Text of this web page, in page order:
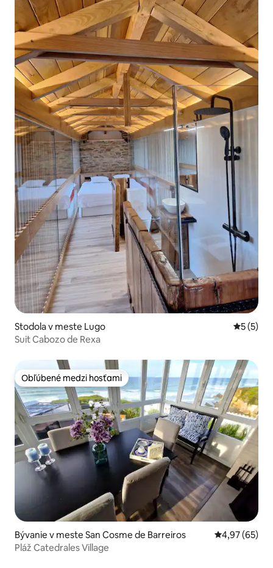
Stodola v meste Lugo
5 (5)
Suit Cabozo de Rexa
Obľúbené medzi hosťami
Obľúbené medzi hosťami
Bývanie v meste San Cosme de Barreiros Priemerné
4,97 (65)
Pláž Catedrales Village